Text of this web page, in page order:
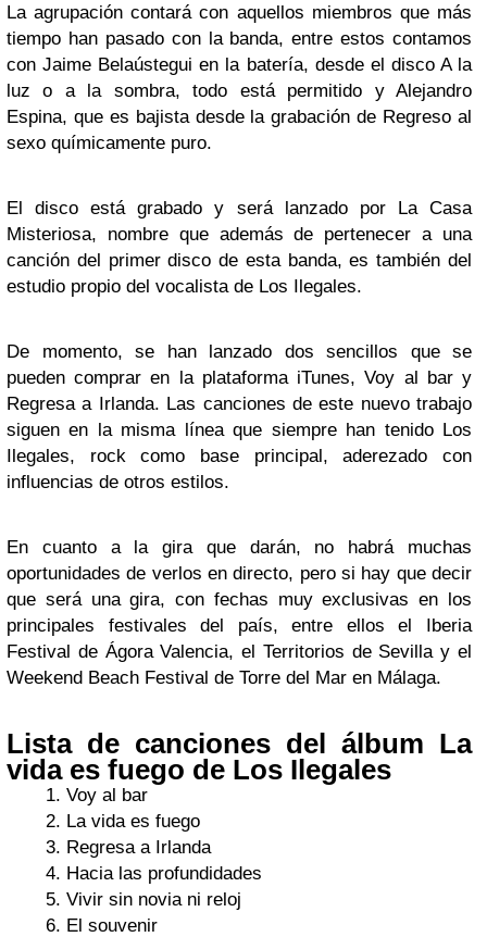
La agrupación contará con aquellos miembros que más
tiempo han pasado con la banda, entre estos contamos
con Jaime Belaústegui en la batería, desde el disco A la
luz o a la sombra, todo está permitido y Alejandro
Espina, que es bajista desde la grabación de Regreso al
sexo químicamente puro.
El disco está grabado y será lanzado por La Casa
Misteriosa, nombre que además de pertenecer a una
canción del primer disco de esta banda, es también del
estudio propio del vocalista de Los Ilegales.
De momento, se han lanzado dos sencillos que se
pueden comprar en la plataforma iTunes, Voy al bar y
Regresa a Irlanda. Las canciones de este nuevo trabajo
siguen en la misma línea que siempre han tenido Los
Ilegales, rock como base principal, aderezado con
influencias de otros estilos.
En cuanto a la gira que darán, no habrá muchas
oportunidades de verlos en directo, pero si hay que decir
que será una gira, con fechas muy exclusivas en los
principales festivales del país, entre ellos el Iberia
Festival de Ágora Valencia, el Territorios de Sevilla y el
Weekend Beach Festival de Torre del Mar en Málaga.
Lista de canciones del álbum La
vida es fuego de Los Ilegales
Voy al bar
La vida es fuego
Regresa a Irlanda
Hacia las profundidades
Vivir sin novia ni reloj
El souvenir